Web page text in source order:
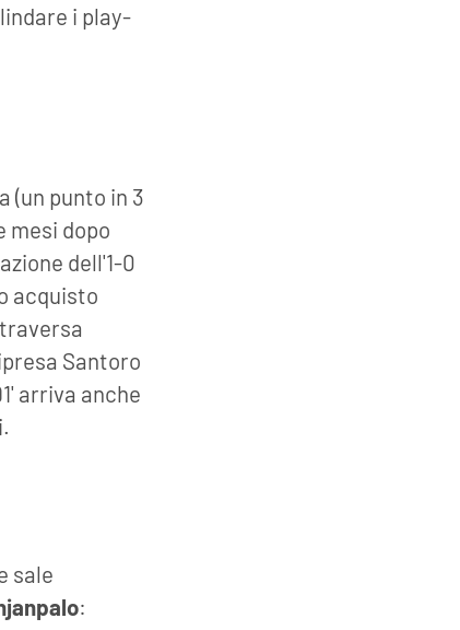
i play-
(un punto in 3
mesi dopo
dell'1-0
acquisto
Santoro
arriva anche
sale
: